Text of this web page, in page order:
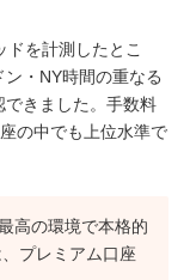
ドを計測したとこ
・NY時間の重なる
きました。手数料
の中でも上位水準で
高の環境で本格的
プレミアム口座